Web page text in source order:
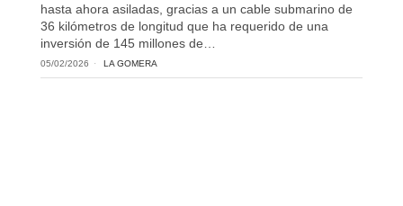
hasta ahora asiladas, gracias a un cable submarino de
36 kilómetros de longitud que ha requerido de una
inversión de 145 millones de…
05/02/2026 LA GOMERA